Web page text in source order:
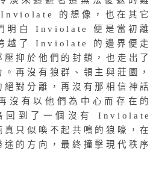
的想像，也在其它
明白 Inviolate 便是當初離
越了 Inviolate 的邊界便走
抑於他們的封鎖，也走出了
再沒有狼群、領主與莊園，
對分離，再沒有那相信神話
沒有以他們為中心而存在的
回到了一個沒有 Inviolate
只似喚不起共鳴的狼嚎，在
的方向，最終撞擊現代秩序